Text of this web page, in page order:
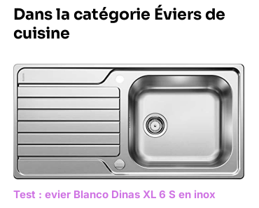
Dans la catégorie Éviers de
cuisine
Test : evier Blanco Dinas XL 6 S en inox